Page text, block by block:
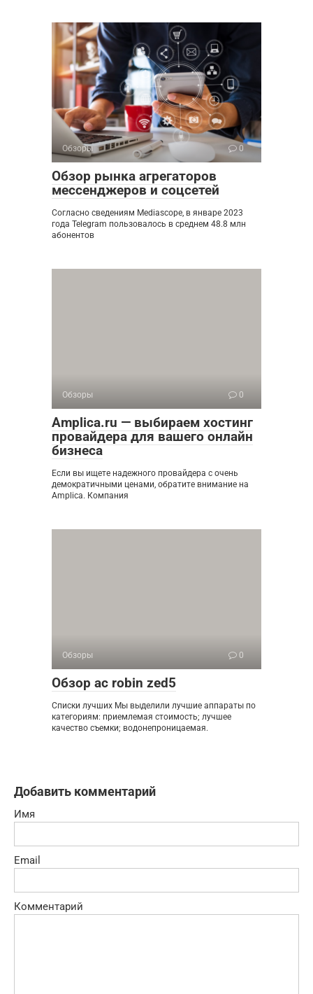
Обзоры 0
Обзор рынка агрегаторов
мессенджеров и соцсетей
Согласно сведениям Mediascope, в январе 2023
года Telegram пользовалось в среднем 48.8 млн
абонентов
Обзоры 0
Amplica.ru — выбираем хостинг
провайдера для вашего онлайн
бизнеса
Если вы ищете надежного провайдера с очень
демократичными ценами, обратите внимание на
Amplica. Компания
Обзоры 0
Обзор ac robin zed5
Списки лучших Мы выделили лучшие аппараты по
категориям: приемлемая стоимость; лучшее
качество съемки; водонепроницаемая.
Добавить комментарий
Имя
Email
Комментарий